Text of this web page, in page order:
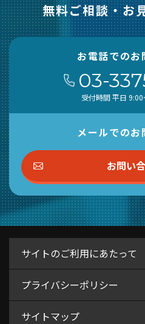
無料ご相談・お
お電話でのお
03-
受付時間 平日
メールでのお
お問い
サイトのご利用にあたって
プライバシーポリシー
サイトマップ